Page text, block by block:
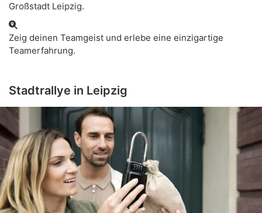
Großstadt Leipzig.
Zeig deinen Teamgeist und erlebe eine einzigartige
Teamerfahrung.
Stadtrallye in Leipzig